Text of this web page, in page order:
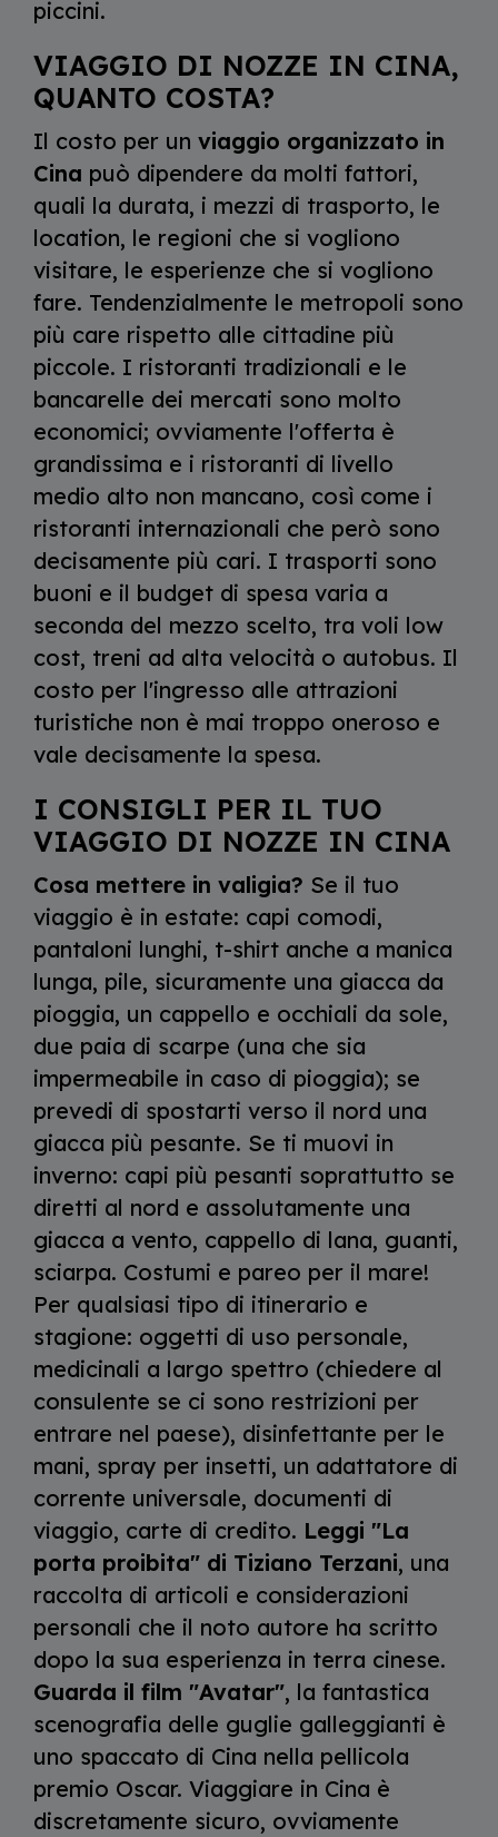
piccini.
VIAGGIO DI NOZZE IN CINA,
QUANTO COSTA?
Il costo per un viaggio organizzato in
Cina può dipendere da molti fattori,
quali la durata, i mezzi di trasporto, le
location, le regioni che si vogliono
visitare, le esperienze che si vogliono
fare. Tendenzialmente le metropoli sono
più care rispetto alle cittadine più
piccole. I ristoranti tradizionali e le
bancarelle dei mercati sono molto
economici; ovviamente l'offerta è
grandissima e i ristoranti di livello
medio alto non mancano, così come i
ristoranti internazionali che però sono
decisamente più cari. I trasporti sono
buoni e il budget di spesa varia a
seconda del mezzo scelto, tra voli low
cost, treni ad alta velocità o autobus. Il
costo per l'ingresso alle attrazioni
turistiche non è mai troppo oneroso e
vale decisamente la spesa.
I CONSIGLI PER IL TUO
VIAGGIO DI NOZZE IN CINA
Cosa mettere in valigia? Se il tuo
viaggio è in estate: capi comodi,
pantaloni lunghi, t-shirt anche a manica
lunga, pile, sicuramente una giacca da
pioggia, un cappello e occhiali da sole,
due paia di scarpe (una che sia
impermeabile in caso di pioggia); se
prevedi di spostarti verso il nord una
giacca più pesante. Se ti muovi in
inverno: capi più pesanti soprattutto se
diretti al nord e assolutamente una
giacca a vento, cappello di lana, guanti,
sciarpa. Costumi e pareo per il mare!
Per qualsiasi tipo di itinerario e
stagione: oggetti di uso personale,
medicinali a largo spettro (chiedere al
consulente se ci sono restrizioni per
entrare nel paese), disinfettante per le
mani, spray per insetti, un adattatore di
corrente universale, documenti di
viaggio, carte di credito. Leggi "La
porta proibita" di Tiziano Terzani, una
raccolta di articoli e considerazioni
personali che il noto autore ha scritto
dopo la sua esperienza in terra cinese.
Guarda il film "Avatar", la fantastica
scenografia delle guglie galleggianti è
uno spaccato di Cina nella pellicola
premio Oscar. Viaggiare in Cina è
discretamente sicuro, ovviamente